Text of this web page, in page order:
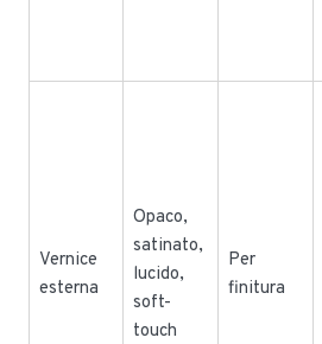
Vernice
esterna
Opaco,
satinato,
lucido,
soft-
touch
Per
finitura